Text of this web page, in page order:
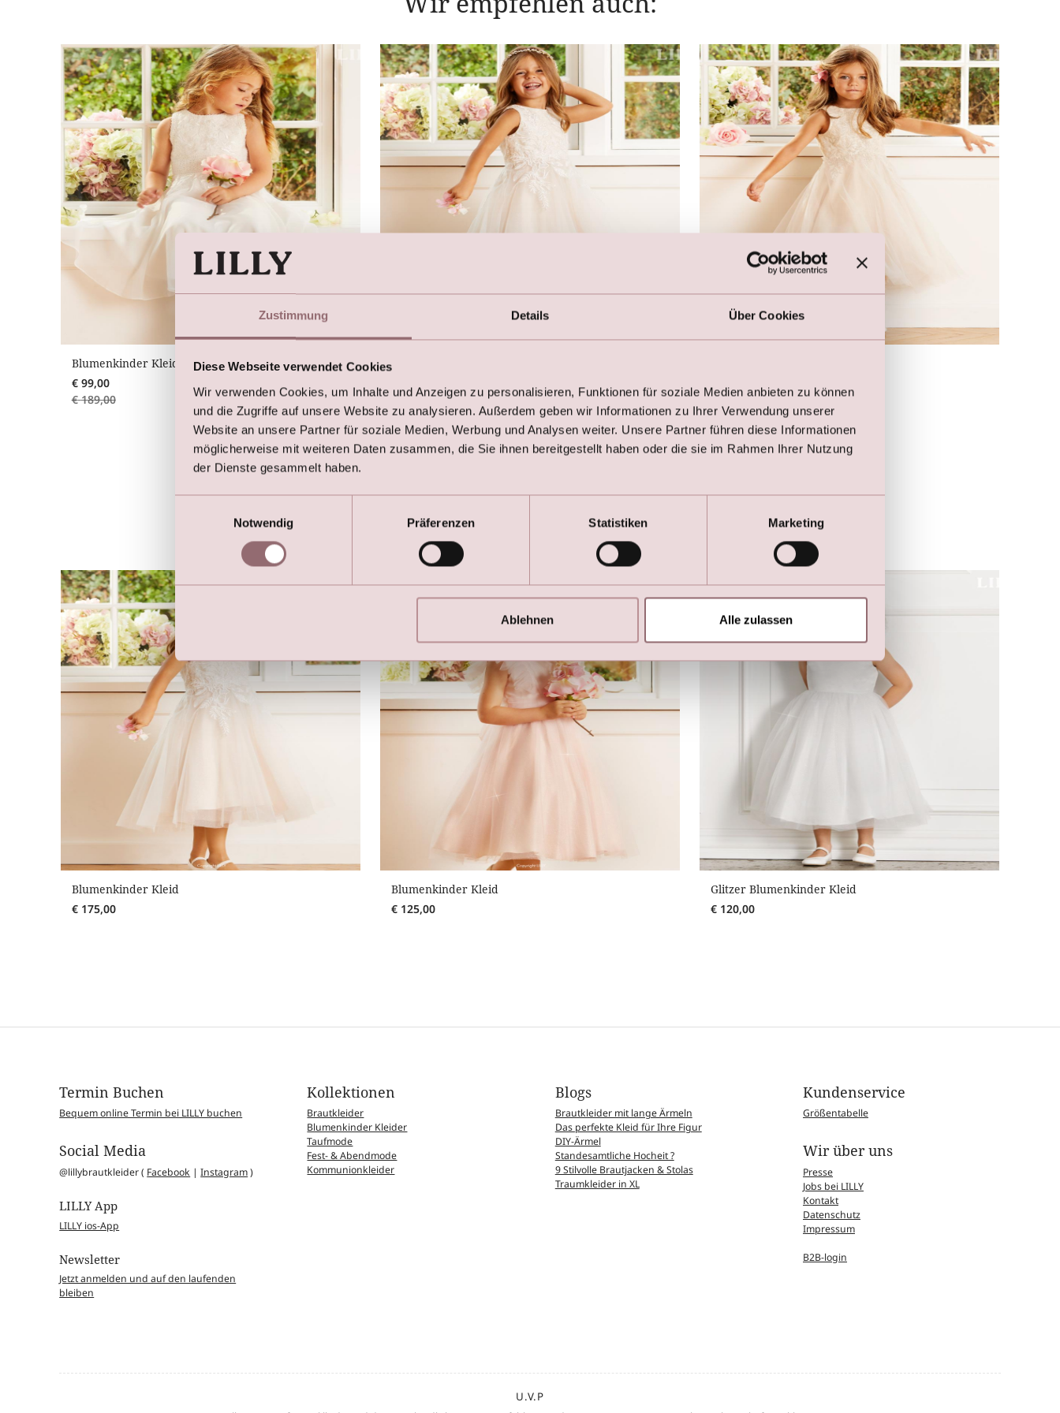
Zustimmung Details Über Cookies
Diese Webseite verwendet Cookies
Wir verwenden Cookies, um Inhalte und Anzeigen zu personalisieren, Funktionen für soziale Medien anbieten zu können
und die Zugriffe auf unsere Website zu analysieren. Außerdem geben wir Informationen zu Ihrer Verwendung unserer
Website an unsere Partner für soziale Medien, Werbung und Analysen weiter. Unsere Partner führen diese Informationen
möglicherweise mit weiteren Daten zusammen, die Sie ihnen bereitgestellt haben oder die sie im Rahmen Ihrer Nutzung
der Dienste gesammelt haben.
Notwendig
Präferenzen Statistiken Marketing
Ablehnen Alle zulassen
Blumenkinder Kleid
€ 99,00
€ 189,00
Blumenkinder Kleid
Hier sind die Favoriten
Blumenkinder Kleid
€ 175,00
Blumenkinder Kleid
€ 125,00
Glitzer Blumenkinder Kleid
€ 120,00
Termin Buchen
Bequem online Termin bei LILLY buchen
Social Media
@lillybrautkleider ( Facebook |Instagram)
LILLY App
LILLY ios-App
Newsletter
Jetzt anmelden und auf den laufenden
bleiben
Kollektionen
Brautkleider
Blumenkinder Kleider
Taufmode
Fest- & Abendmode
Kommunionkleider
Blogs
Brautkleider mit lange Ärmeln
Das perfekte Kleid für Ihre Figur
DIY-Ärmel
Standesamtliche Hocheit ?
9 Stilvolle Brautjacken & Stolas
Traumkleider in XL
Kundenservice
Größentabelle
Wir über uns
Presse
Jobs bei LILLY
Kontakt
Datenschutz
Impressum
B2B-login
U.V.P